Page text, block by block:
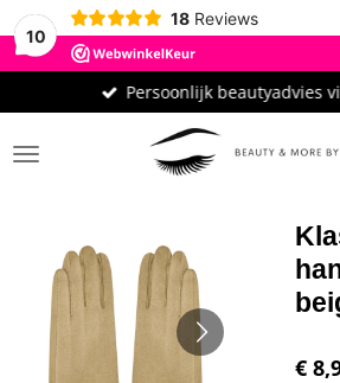
10
18 Reviews
Persoonlijk beautyadvies
€